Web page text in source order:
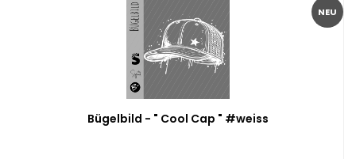
NEU
Bügelbild - " Cool Cap " #weiss